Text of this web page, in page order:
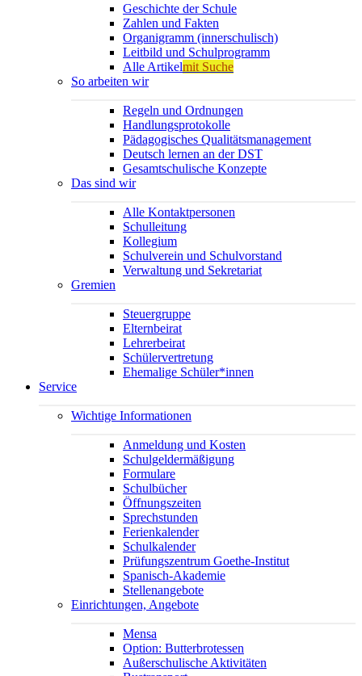
Geschichte der Schule
Zahlen und Fakten
Organigramm (innerschulisch)
Leitbild und Schulprogramm
Alle Artikelmit Suche
So arbeiten wir
Regeln und Ordnungen
Handlungsprotokolle
Pädagogisches Qualitätsmanagement
Deutsch lernen an der DST
Gesamtschulische Konzepte
Das sind wir
Alle Kontaktpersonen
Schulleitung
Kollegium
Schulverein und Schulvorstand
Verwaltung und Sekretariat
Gremien
Steuergruppe
Elternbeirat
Lehrerbeirat
Schülervertretung
Ehemalige Schüler*innen
Service
Wichtige Informationen
Anmeldung und Kosten
Schulgeldermäßigung
Formulare
Schulbücher
Öffnungszeiten
Sprechstunden
Ferienkalender
Schulkalender
Prüfungszentrum Goethe-Institut
Spanisch-Akademie
Stellenangebote
Einrichtungen, Angebote
Mensa
Option: Butterbrotessen
Außerschulische Aktivitäten